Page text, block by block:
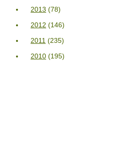
2013 (78)
2012 (146)
2011 (235)
2010 (195)